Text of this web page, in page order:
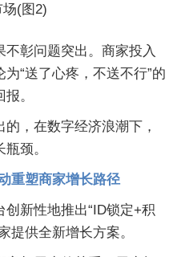
彰问题突出。商家投入
“送了心疼，不送不行”的
。
，在数字经济浪潮下，
颈。
重塑商家增长路径
新性地推出“ID锁定+积
提供全新增长方案。